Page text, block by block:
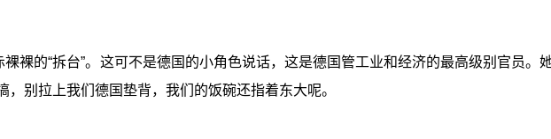
裸的“拆台”。这可不是德国的小角色说话，这是德国管工业和经济的最高级别官员
，别拉上我们德国垫背，我们的饭碗还指着东大呢。